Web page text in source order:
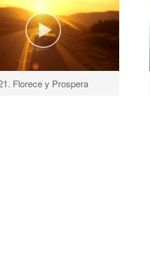
Florece y Prospera